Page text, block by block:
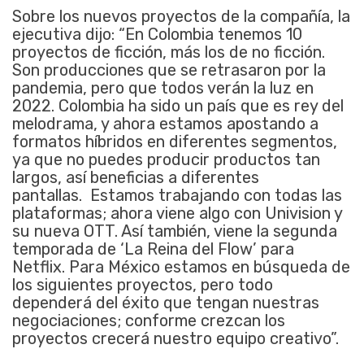
Sobre los nuevos proyectos de la compañía, la
ejecutiva dijo: “En Colombia tenemos 10
proyectos de ficción, más los de no ficción.
Son producciones que se retrasaron por la
pandemia, pero que todos verán la luz en
2022. Colombia ha sido un país que es rey del
melodrama, y ahora estamos apostando a
formatos híbridos en diferentes segmentos,
ya que no puedes producir productos tan
largos, así beneficias a diferentes
pantallas. Estamos trabajando con todas las
plataformas; ahora viene algo con Univision y
su nueva OTT. Así también, viene la segunda
temporada de ‘La Reina del Flow’ para
Netflix. Para México estamos en búsqueda de
los siguientes proyectos, pero todo
dependerá del éxito que tengan nuestras
negociaciones; conforme crezcan los
proyectos crecerá nuestro equipo creativo”.